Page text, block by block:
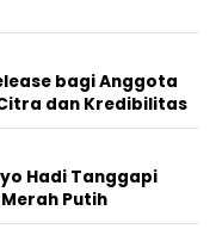
bagi Anggota
dan Kredibilitas
Hadi Tanggapi
Putih